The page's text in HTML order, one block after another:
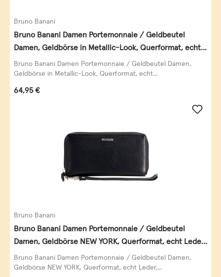
Bruno Banani
Bruno Banani Damen Portemonnaie / Geldbeutel
Damen, Geldbörse in Metallic-Look, Querformat, echt
Leder, schwarz-gold
Bruno Banani Damen Portemonnaie / Geldbeutel Damen,
Geldbörse in Metallic-Look, Querformat, echt...
Regulärer Preis:
64,95 €
Bruno Banani
Bruno Banani Damen Portemonnaie / Geldbeutel
Damen, Geldbörse NEW YORK, Querformat, echt Leder,
schwarz
Bruno Banani Damen Portemonnaie / Geldbeutel Damen,
Geldbörse NEW YORK, Querformat, echt Leder,...